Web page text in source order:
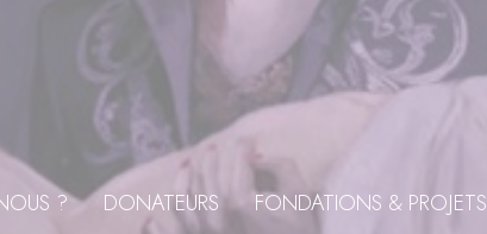
? DONATEURS FONDATIONS & PROJETS